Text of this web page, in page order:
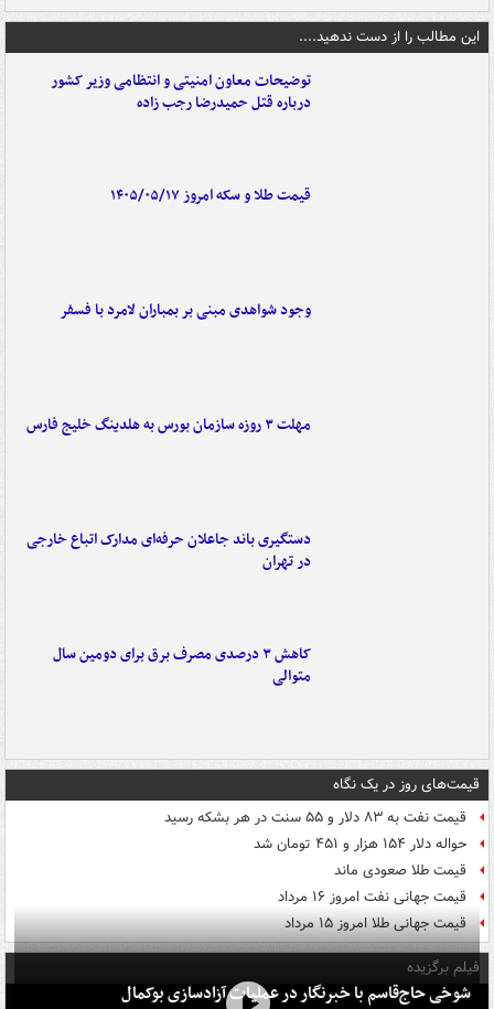
این مطالب را از دست ندهید....
توضیحات معاون امنیتی و انتظامی وزیر کشور
درباره قتل حمیدرضا رجب زاده
قیمت طلا و سکه امروز ۱۴۰۵/۰۵/۱۷
وجود شواهدی مبنی بر بمباران لامرد با فسفر
مهلت ۳ روزه سازمان بورس به هلدینگ خلیج فارس
دستگیری باند جاعلان حرفه‌ای مدارک اتباع خارجی
در تهران
کاهش ۳ درصدی مصرف برق برای دومین سال
متوالی
قیمت‌های روز در یک نگاه
قیمت نفت به ۸۳ دلار و ۵۵ سنت در هر بشکه رسید
حواله دلار ۱۵۴ هزار و ۴۵۱ تومان شد
قیمت طلا صعودی ماند
قیمت جهانی نفت امروز ۱۶ مرداد
قیمت جهانی طلا امروز ۱۵ مرداد
فیلم برگزیده
شوخی حاج‌قاسم با خبرنگار در عملیات آزادسازی بوکمال